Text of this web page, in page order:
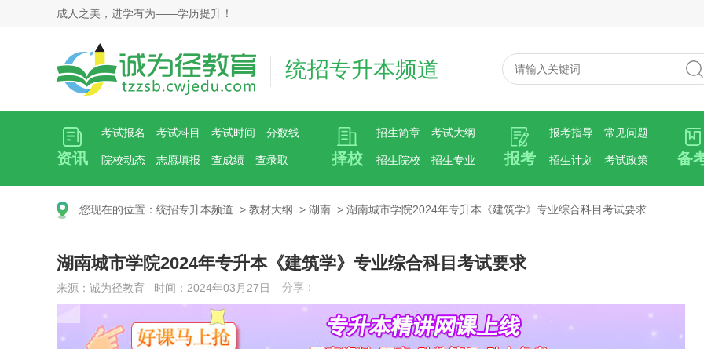
成人之美，进学有为——学历提升！
统招专升本频道
资讯
考试报名 考试科目 考试时间 分数线
院校动态 志愿填报 查成绩 查录取 择校
招生简章 考试大纲
招生院校 招生专业 报考
报考指导 常见问题
招生计划 考试政策 备
您现在的位置： 统招专升本频道 > 教材大纲 > 湖南 > 湖南城市学院2024年专升本《建筑学》专业综合科目考试要求
湖南城市学院2024年专升本《建筑学》专业综合科目考试要求
来源：诚为径教育 时间：2024年03月27日 分享：